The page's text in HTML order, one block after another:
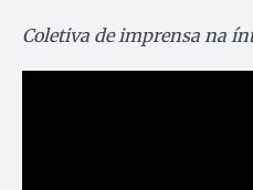
Coletiva de imprensa na